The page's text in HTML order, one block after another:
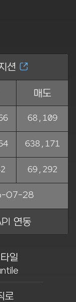
션 Ằ
매도
68,109
638,171
69,292
07-28
연동
일
로